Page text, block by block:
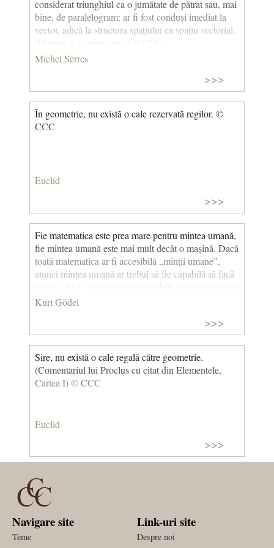
considerat triunghiul ca o jumătate de pătrat sau, mai
bine, de paralelogram: ar fi fost conduși imediat la
vector, adică la structura spațiului ca spațiu vectorial.
(Hermes I, comunicarea) © CCC
Michel Serres
>>>
În geometrie, nu există o cale rezervată regilor. ©
CCC
Euclid
>>>
Fie matematica este prea mare pentru mintea umană,
fie mintea umană este mai mult decât o mașină. Dacă
toată matematica ar fi accesibilă „minții umane”,
atunci mintea umană ar trebui să fie capabilă să facă
unele calcule care nu sunt accesibile nici unei mașini.
© CCC
Kurt Gödel
>>>
Sire, nu există o cale regală către geometrie.
(Comentariul lui Proclus cu citat din Elementele,
Cartea I) © CCC
Euclid
>>>
Navigare site
Teme
Link-uri site
Despre noi